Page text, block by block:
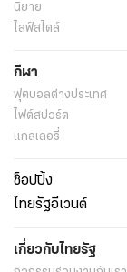
นิยาย
ไลฟ์สไตล์
กีฬา
ฟุตบอลต่่างประเทศ
ไฟต์สปอร์ต
แกลเลอรี่
ช็อปปิ้ง
ไทยรัฐอีเวนต์
เกี่ยวกับไทยรัฐ